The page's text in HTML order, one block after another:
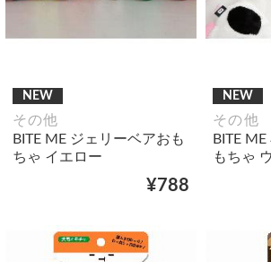
NEW
その他
BITE ME ジェリーベアおも
ちゃ イエロー
¥788
NEW
その他
BITE
もちゃ